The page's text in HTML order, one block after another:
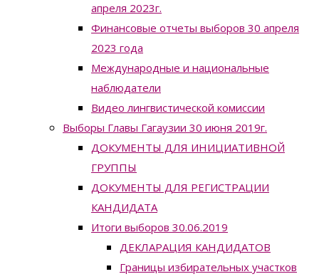
апреля 2023г.
Финансовые отчеты выборов 30 апреля
2023 года
Международные и национальные
наблюдатели
Видео лингвистической комиссии
Выборы Главы Гагаузии 30 июня 2019г.
ДОКУМЕНТЫ ДЛЯ ИНИЦИАТИВНОЙ
ГРУППЫ
ДОКУМЕНТЫ ДЛЯ РЕГИСТРАЦИИ
КАНДИДАТА
Итоги выборов 30.06.2019
ДЕКЛАРАЦИЯ КАНДИДАТОВ
Границы избирательных участков